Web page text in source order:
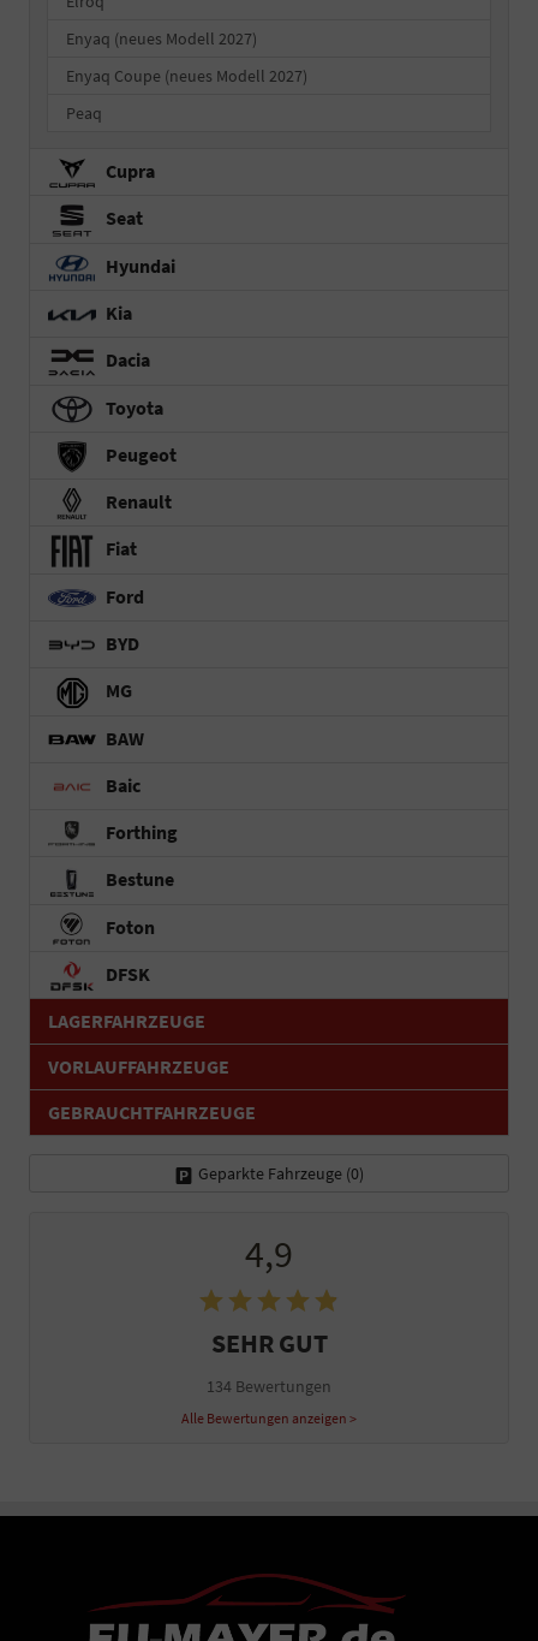
Enyaq (neues Modell 2027)
Enyaq Coupe (neues Modell 2027)
Peaq
Cupra
Seat
Hyundai
Kia
Dacia
Toyota
Peugeot
Renault
Fiat
Ford
BYD
MG
BAW
Baic
Forthing
Bestune
Foton
DFSK
LAGERFAHRZEUGE
VORLAUFFAHRZEUGE
GEBRAUCHTFAHRZEUGE
Geparkte Fahrzeuge (0)
4,9
SEHR GUT
134 Bewertungen
Alle Bewertungen anzeigen >